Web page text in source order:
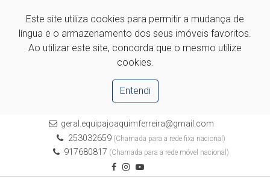
Este site utiliza cookies para permitir a mudança de
língua e o armazenamento dos seus imóveis favoritos.
Ao utilizar este site, concorda que o mesmo utilize
cookies.
Entendi
geral.equipajoaquimferreira@gmail.com
253032659(Chamada para a rede fixa nacional)
917680817 (Chamada para a rede móvel nacional)